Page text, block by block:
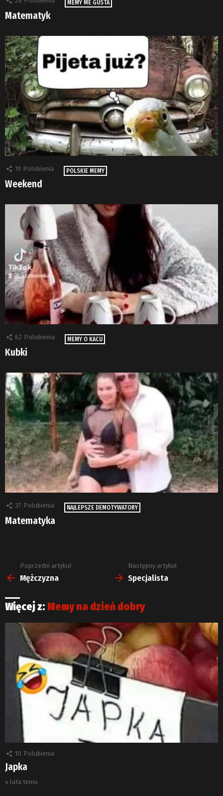
MEMY ME GUSTA
Matematyk
19 Polubienia POLSKIE MEMY
Weekend
62 Polubienia MEMY O KACU
Kubki
37 Polubienia NAJLEPSZE DEMOTYWATORY
Matematyka
Zobacz
więcej
Poprzedni artykuł
Mężczyzna
Następny artykuł
Specjalista
Więcej z: Memy na dzień dobry
10 Polubienia
Japka
4 lata temu